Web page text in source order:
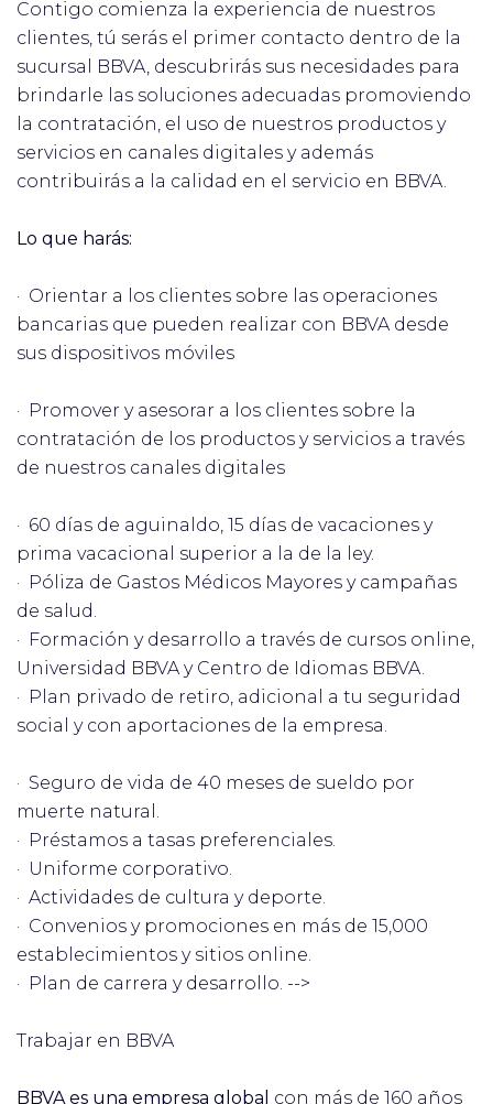
Contigo comienza la experiencia de nuestros
clientes, tú serás el primer contacto dentro de la
sucursal BBVA, descubrirás sus necesidades para
brindarle las soluciones adecuadas promoviendo
la contratación, el uso de nuestros productos y
servicios en canales digitales y además
contribuirás a la calidad en el servicio en BBVA.
Lo que harás:
· Orientar a los clientes sobre las operaciones
bancarias que pueden realizar con BBVA desde
sus dispositivos móviles
· Promover y asesorar a los clientes sobre la
contratación de los productos y servicios a través
de nuestros canales digitales
· 60 días de aguinaldo, 15 días de vacaciones y
prima vacacional superior a la de la ley.
· Póliza de Gastos Médicos Mayores y campañas
de salud.
· Formación y desarrollo a través de cursos online,
Universidad BBVA y Centro de Idiomas BBVA.
· Plan privado de retiro, adicional a tu seguridad
social y con aportaciones de la empresa.
· Seguro de vida de 40 meses de sueldo por
muerte natural.
· Préstamos a tasas preferenciales.
· Uniforme corporativo.
· Actividades de cultura y deporte.
· Convenios y promociones en más de 15,000
establecimientos y sitios online.
· Plan de carrera y desarrollo. -->
Trabajar en BBVA
BBVA es una empresa global con más de 160 años